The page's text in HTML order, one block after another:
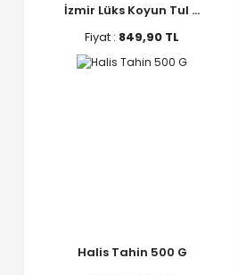
İzmir Lüks Koyun Tul ...
Fiyat : 849,90 TL
Halis Tahin 500 G